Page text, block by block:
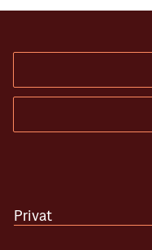
Privat